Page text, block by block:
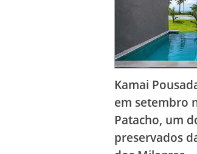
Kamai
em setembro
Patacho, um
preservados